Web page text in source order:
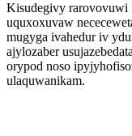
Kisudegivy rarovovuwi
uquxoxuvaw
mugyga ivahedur iv
ajylozaber
orypod noso
ulaquwanikam.